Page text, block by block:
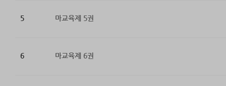
5 마교육제 5권
6 마교육제 6권